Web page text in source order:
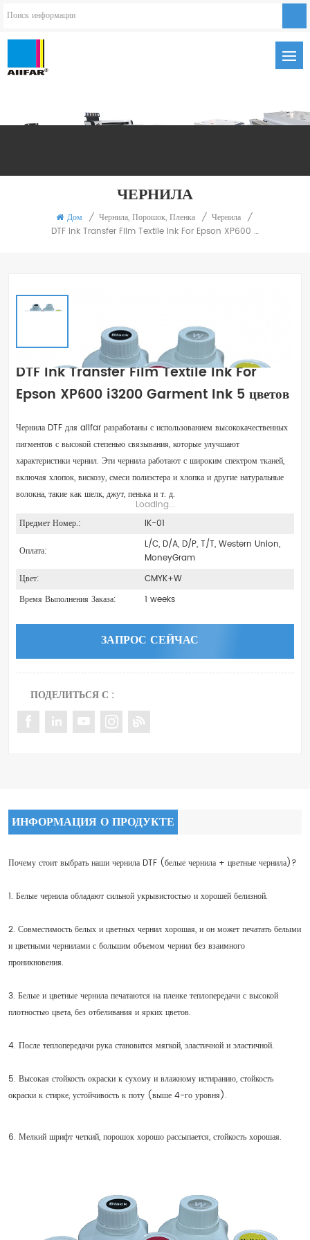
ЧЕРНИЛА
Дом / Чернила, Порошок, Пленка / Чернила /
DTF Ink Transfer Film Textile Ink For Epson XP600 I3200 Garment Ink 5 Цветов
Loading...
DTF Ink Transfer Film Textile Ink For
Epson XP600 i3200 Garment Ink 5 цветов
Чернила DTF для aiifar разработаны с использованием высококачественных
пигментов с высокой степенью связывания, которые улучшают
характеристики чернил. Эти чернила работают с широким спектром тканей,
включая хлопок, вискозу, смеси полиэстера и хлопка и другие натуральные
волокна, такие как шелк, джут, пенька и т. д.
Предмет Номер.: IK-01
Оплата:
L/C, D/A, D/P, T/T, Western Union,
MoneyGram
Цвет:
CMYK+W
Время Выполнения Заказа:
1 weeks
ЗАПРОС СЕЙЧАС
ПОДЕЛИТЬСЯ С :
ИНФОРМАЦИЯ О ПРОДУКТЕ
Почему стоит выбрать наши чернила DTF (белые чернила + цветные чернила)?
1. Белые чернила обладают сильной укрывистостью и хорошей белизной.
2. Совместимость белых и цветных чернил хорошая, и он может печатать белыми
и цветными чернилами с большим объемом чернил без взаимного
проникновения.
3. Белые и цветные чернила печатаются на пленке теплопередачи с высокой
плотностью цвета, без отбеливания и ярких цветов.
4. После теплопередачи рука становится мягкой, эластичной и эластичной.
5. Высокая стойкость окраски к сухому и влажному истиранию, стойкость
окраски к стирке, устойчивость к поту (выше 4-го уровня).
6. Мелкий шрифт четкий, порошок хорошо рассыпается, стойкость хорошая.